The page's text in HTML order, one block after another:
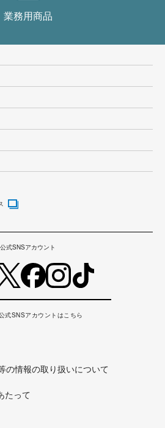
業務用商品
公式SNSアカウント
式SNSアカウントはこちら
の情報の取り扱いについて
たって